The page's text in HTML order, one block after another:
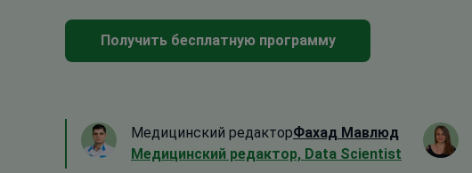
Получить бесплатную программу
Медицинский редакторФахад Мавлюд
Медицинский редактор, Data Scientist